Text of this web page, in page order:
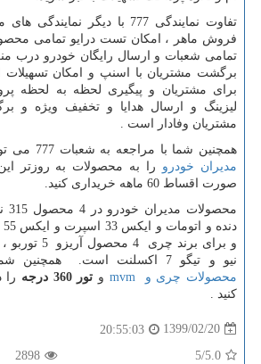
تفاوت نمایندگی 777 با دیگر
فروش ماهر ، امکان تست درایو تمامی
تمامی شعبات و ارسال رایگان خودرو درب
برگشت مشتریان با اسنپ و امکان تسهیلات
برای مشتریان و پیگیری لحظه به لحظه
لیزینگ و ارسال هدایا و تخفیف ویژه و
مشتریان وفادار است .
همچنین شما با مراجعه به شعبات 777 می توانید محصولات قدیمی
مدیران خودرو را به محصولات به روزتر
صورت اقساط 60 ماهه خریداری کنید.
دنده و اتومات و ایکس 33 اسپرت و ایکس 55 برای برند
نیو و تیگو 7 اکسلنت است.
همچنین
محصولات چری و
mvm و تور 360 درجه
کنید .
1399/02/20
20:55:03
5.0
/5
2898